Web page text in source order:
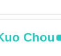
Chou